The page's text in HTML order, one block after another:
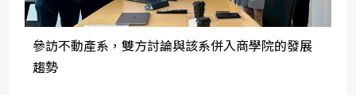
參訪不動產系，雙方討論與該系併入商學院的發展
趨勢